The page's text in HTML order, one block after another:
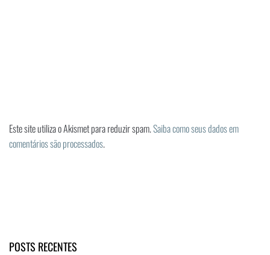
Este site utiliza o Akismet para reduzir spam.Saiba como seus dados em
comentários são processados.
POSTS RECENTES